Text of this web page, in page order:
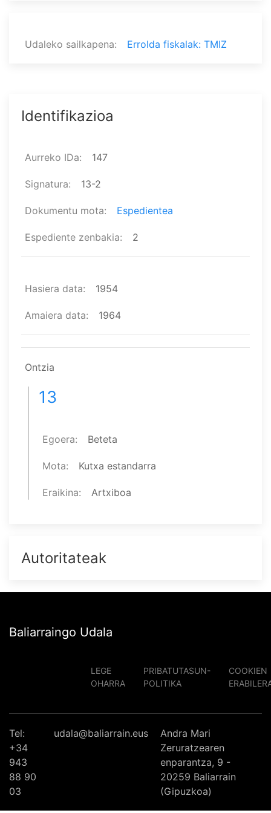
Udaleko sailkapena Errolda fiskalak: TMIZ
Identifikazioa
Aurreko IDa 147
Signatura 13-2
Dokumentu mota Espedientea
Espediente zenbakia 2
Hasiera data 1954
Amaiera data 1964
Ontzia
13
Egoera Beteta
Mota Kutxa estandarra
Eraikina Artxiboa
Autoritateak
Baliarraingo Udala
LEGE
OHARRA
PRIBATUTASUN-
POLITIKA
COOKIEN
Tel:
+34
943
88 90
03
udala@baliarrain.eus
Andra Mari
Zeruratzearen
enparantza, 9 -
20259 Baliarrain
(Gipuzkoa)